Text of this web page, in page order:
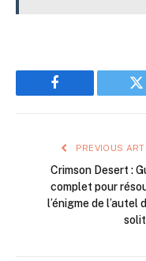
Facebook
PREVIOUS
Crimson Desert :
complet pour
l’énigme de l’autel